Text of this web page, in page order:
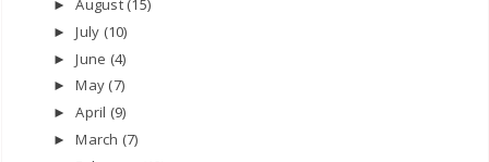
►August (15)
►July (10)
►June (4)
►May (7)
►April (9)
►March (7)